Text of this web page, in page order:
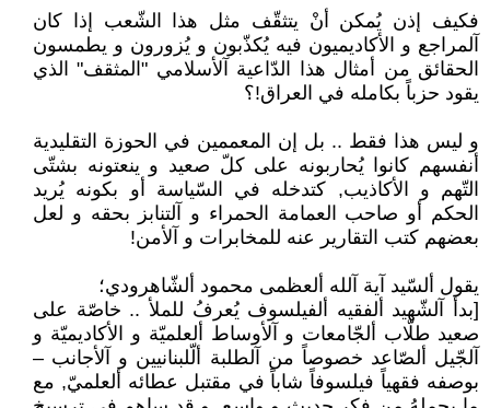
فكيف إذن يُمكن أنْ يتثقّف مثل هذا الشّعب إذا كان
آلمراجع و الأكاديميون فيه يُكذّبون و يُزورون و يطمسون
الحقائق من أمثال هذا الدّاعية آلأسلامي "المثقف" الذي
يقود حزباً بكامله في العراق!؟
و ليس هذا فقط .. بل إن المعممين في الحوزة التقليدية
أنفسهم كانوا يُحاربونه على كلّ صعيد و ينعتونه بشتّى
التّهم و الأكاذيب, كتدخله في السّياسة أو بكونه يُريد
الحكم أو صاحب العمامة الحمراء و آلتنابز بحقه و لعل
بعضهم كتب التقارير عنه للمخابرات و آلأمن!
يقول ألسّيد آية آلله ألعظمى محمود ألشّاهرودي؛
[بدأ آلشّهيد ألفقيه ألفيلسوف يُعرفُ للملأ .. خاصّة على
صعيد طلّاب ألجّامعات و آلأوساط ألعلميّة و الأكاديميّة و
آلجّيل ألصّاعد خصوصاً من آلطلبة ألّلبنانيين و آلأجانب –
بوصفه فقهياً فيلسوفاً شاباً في مقتبل عطائه ألعلميّ, مع